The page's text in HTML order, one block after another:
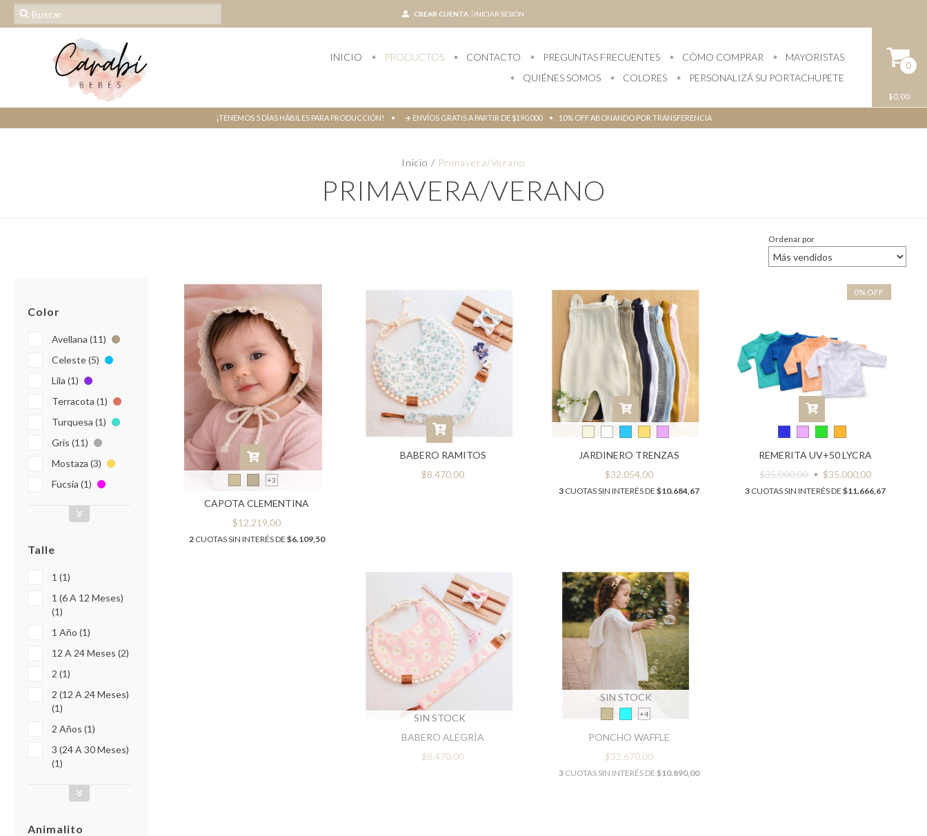
CREAR CUENTA INICIAR SESIÓN
INICIO PRODUCTOS CONTACTO PREGUNTAS FRECUENTES CÓMO COMPRAR
MAYORISTAS
QUIÉNES SOMOS
COLORES PERSONALIZÁ SU PORTACHUPETE
0
$0,00
¡TENEMOS 5 DÍAS HÁBILES PARA PRODUCCIÓN! • ✈️ ENVÍOS GRATIS A PARTIR DE $190.000 • 10% OFF ABONANDO POR TRANSFERENCIA
Inicio / Primavera/Verano
PRIMAVERA/VERANO
Ordenar por
Color
Avellana (11)
Celeste (5)
Lila (1)
Terracota (1)
Turquesa (1)
Gris (11)
Mostaza (3)
Fucsia (1)
Talle
1 (1)
1 (6 A 12 Meses)
(1)
1 Año (1)
12 A 24 Meses (2)
2 (1)
2 (12 A 24 Meses)
(1)
2 Años (1)
3 (24 A 30 Meses)
(1)
Animalito
+3
CAPOTA CLEMENTINA
$12.219,00
2CUOTAS SIN INTERÉS DE $6.109,50
BABERO RAMITOS
$8.470,00
JARDINERO TRENZAS
$32.054,00
3 CUOTAS SIN INTERÉS DE$10.684,67
0% OFF
REMERITA UV+50 LYCRA
$35.000,00
$35.000,00
3 CUOTAS SIN INTERÉS DE$11.666,67
SIN STOCK
BABERO ALEGRÍA
$8.470,00
SIN STOCK
+4
PONCHO WAFFLE
$32.670,00
3 CUOTAS SIN INTERÉS DE$10.890,00